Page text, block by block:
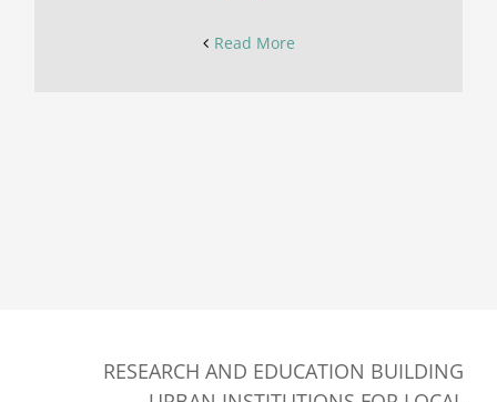
Read More
RESEARCH AND EDUCATION BUILDING